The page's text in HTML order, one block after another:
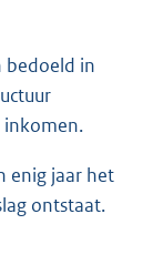
bedoeld in
inkomen.
enig jaar het
ontstaat.